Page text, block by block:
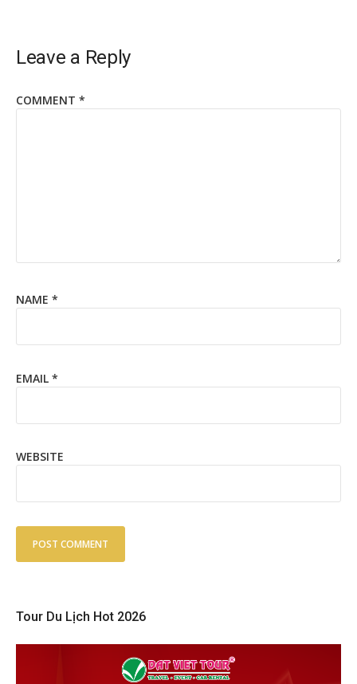
Leave a Reply
COMMENT *
NAME *
EMAIL *
WEBSITE
Tour Du Lịch Hot 2026